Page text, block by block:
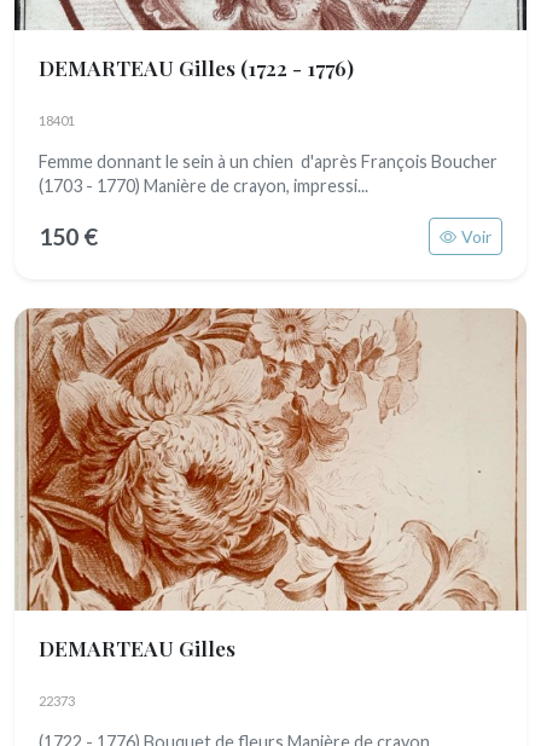
DEMARTEAU Gilles (1722 - 1776)
18401
Femme donnant le sein à un chien d'après François Boucher
(1703 - 1770) Manière de crayon, impressi...
150 € Voir
DEMARTEAU Gilles
22373
(1722 - 1776) Bouquet de fleurs Manière de crayon